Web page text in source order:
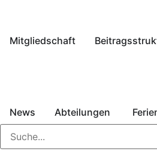
Mitgliedschaft
News Abteilungen